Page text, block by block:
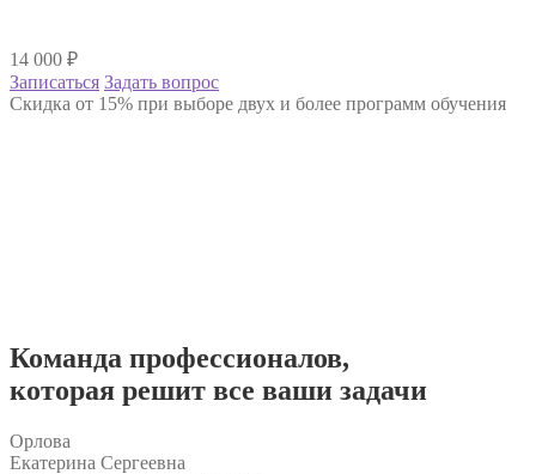
14 000 ₽
Записаться Задать вопрос
Скидка от 15% при выборе двух и более программ обучения
Команда профессионалов,
которая решит все ваши задачи
Орлова
Екатерина Сергеевна